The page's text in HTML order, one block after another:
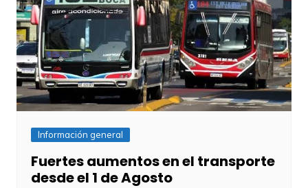
Información general
Fuertes aumentos en el transporte
desde el 1 de Agosto